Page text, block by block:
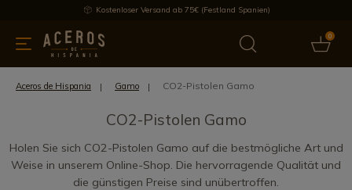
Kostenloser Versand ab 75€ (Festland Spanien)
0
Bietet Aktuelles Bestseller
Aceros de Hispania Gamo CO2-Pistolen Gamo
CO2-Pistolen Gamo
Holen Sie sich CO2-Pistolen Gamo auf die bestmögliche Art und
Weise in unserem Online-Shop. Die hervorragende Qualität und
die günstigen Preise sind unübertroffen.